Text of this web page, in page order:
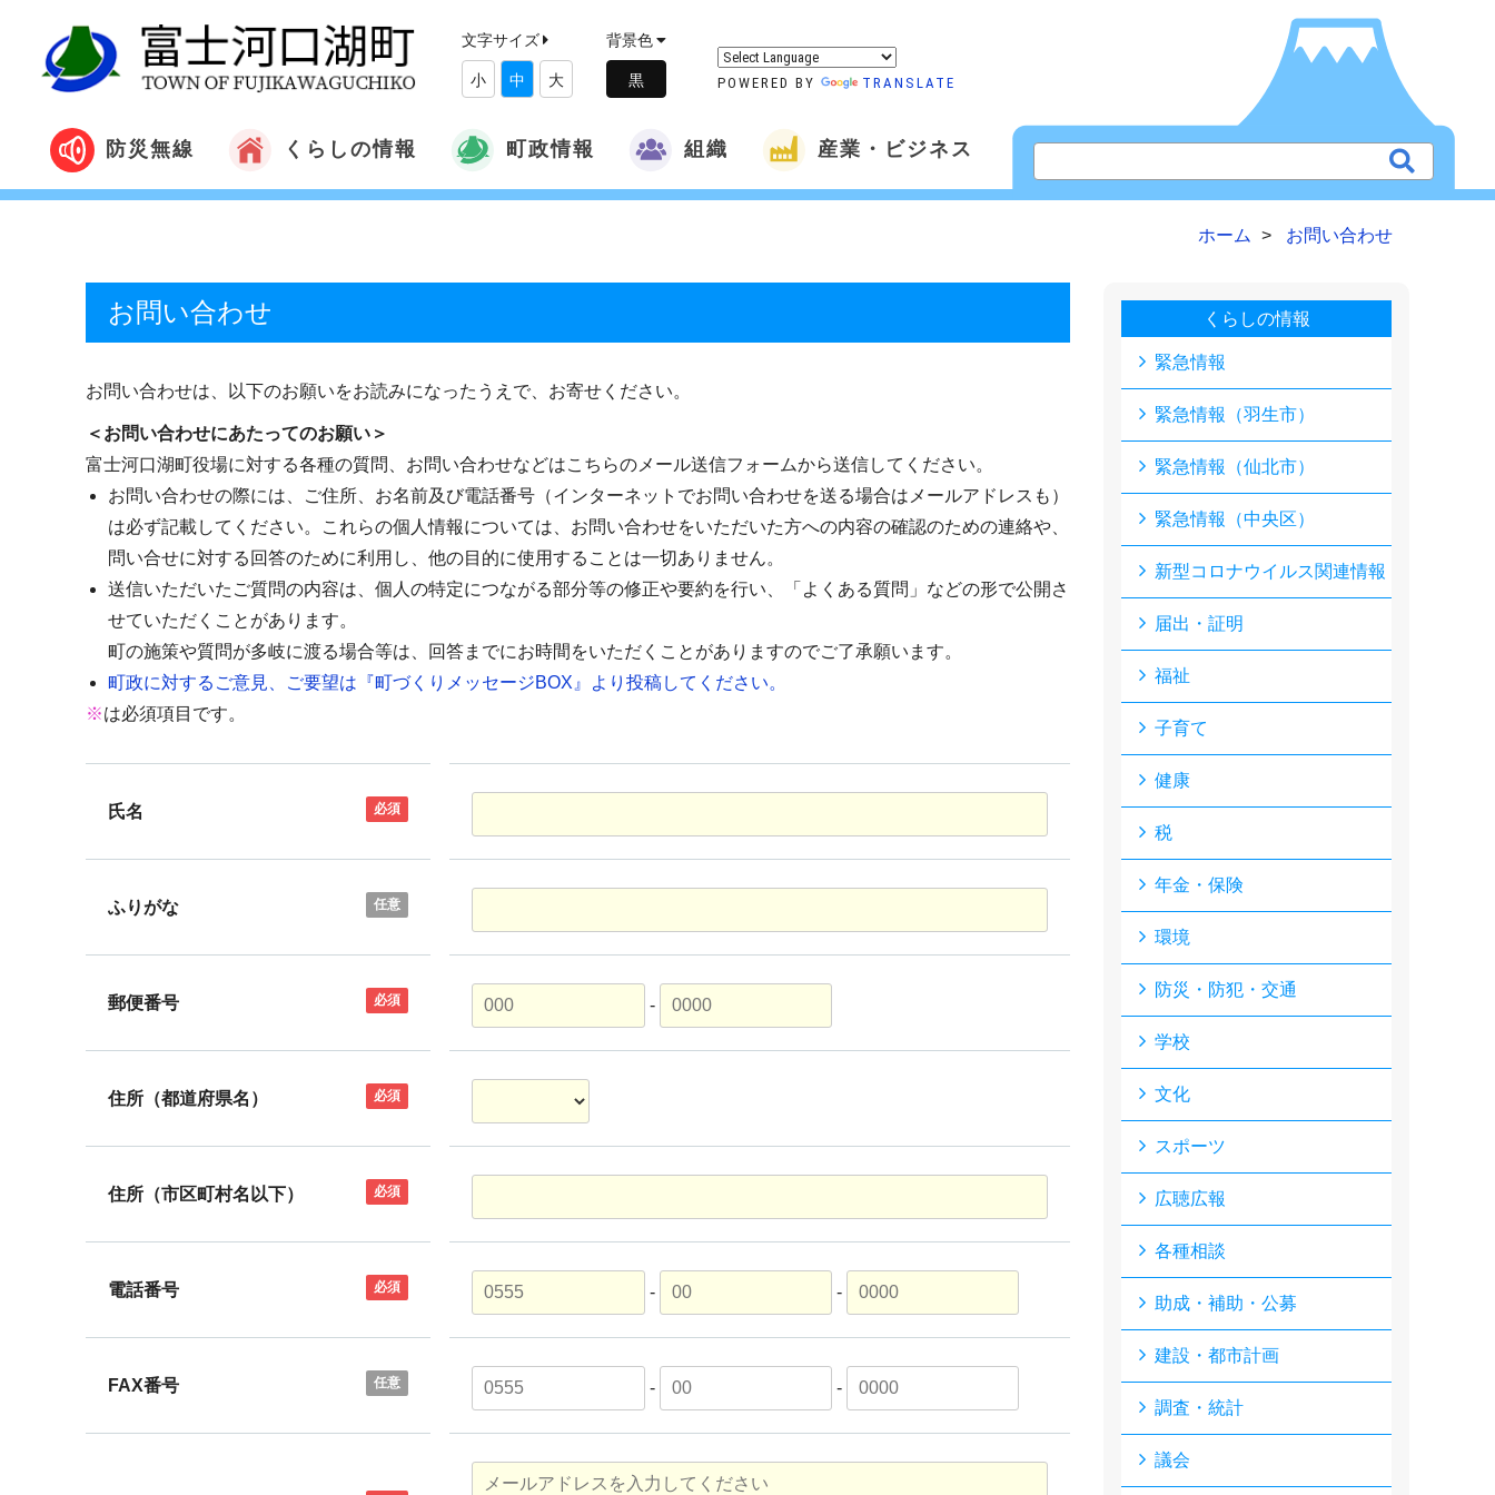
文字サイズ
小 中 大
背景色
POWERED BY TRANSLATE
防災無線 くらしの情報 町政情報 組織 産業・ビジネス
ホーム お問い合わせ
お問い合わせ
お問い合わせは、以下のお願いをお読みになったうえで、お寄せください。
＜お問い合わせにあたってのお願い＞
富士河口湖町役場に対する各種の質問、お問い合わせなどはこちらのメール送信フォームから送信してください。
お問い合わせの際には、ご住所、お名前及び電話番号（インターネットでお問い合わせを送る場合はメールアドレスも）
は必ず記載してください。これらの個人情報については、お問い合わせをいただいた方への内容の確認のための連絡や、
問い合せに対する回答のために利用し、他の目的に使用することは一切ありません。
送信いただいたご質問の内容は、個人の特定につながる部分等の修正や要約を行い、「よくある質問」などの形で公開さ
せていただくことがあります。
町の施策や質問が多岐に渡る場合等は、回答までにお時間をいただくことがありますのでご了承願います。
町政に対するご意見、ご要望は『町づくりメッセージBOX』より投稿してください。
※は必須項目です。
氏名 必須
ふりがな 任意
郵便番号 必須 -
住所（都道府県名） 必須
住所（市区町村名以下） 必須
電話番号 必須 - -
FAX番号 任意 - -
くらしの情報
緊急情報
緊急情報（羽生市）
緊急情報（仙北市）
緊急情報（中央区）
新型コロナウイルス関連情報
届出・証明
福祉
子育て
健康
税
年金・保険
環境
防災・防犯・交通
学校
文化
スポーツ
広聴広報
各種相談
助成・補助・公募
建設・都市計画
調査・統計
議会